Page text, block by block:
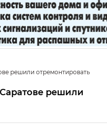
решили отремонтировать
решили